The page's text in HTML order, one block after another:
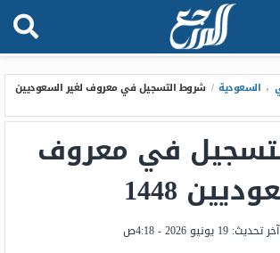
، السعودية / شروط التسجيل في معروف لغير السعوديين
في معروف
1448
آخر تحديث: 19 يونيو 2026 - 4:18ص